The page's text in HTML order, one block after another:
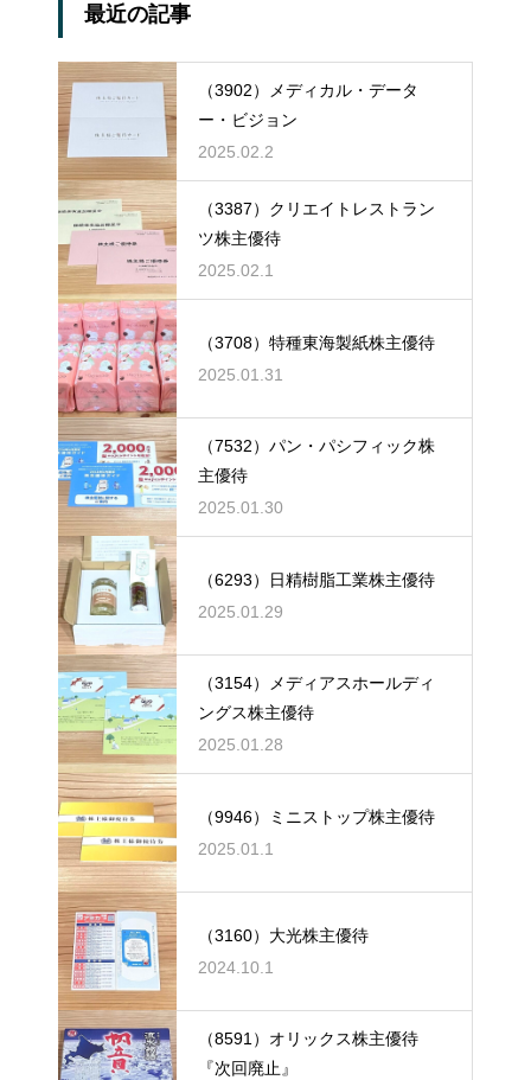
最近の記事
（3902）メディカル・データ
ー・ビジョン
2025.02.2
（3387）クリエイトレストラン
ツ株主優待
2025.02.1
（3708）特種東海製紙株主優待
2025.01.31
（7532）パン・パシフィック株
主優待
2025.01.30
（6293）日精樹脂工業株主優待
2025.01.29
（3154）メディアスホールディ
ングス株主優待
2025.01.28
（9946）ミニストップ株主優待
2025.01.1
（3160）大光株主優待
2024.10.1
（8591）オリックス株主優待
『次回廃止』